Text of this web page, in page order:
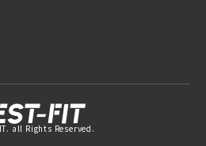
all Rights Reserved.